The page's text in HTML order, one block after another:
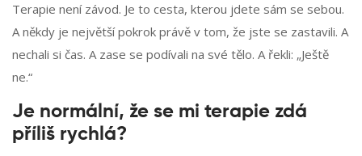
Terapie není závod. Je to cesta, kterou jdete sám se sebou.
A někdy je největší pokrok právě v tom, že jste se zastavili. A
nechali si čas. A zase se podívali na své tělo. A řekli: „Ještě
ne.“
Je normální, že se mi terapie zdá
příliš rychlá?